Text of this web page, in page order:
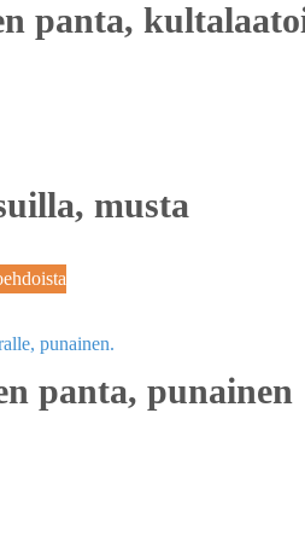
panta,
musta
panta, punainen